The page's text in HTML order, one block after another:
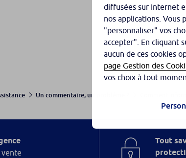
Un commentaire, un problème ?
vente
Tout
diffusées sur Internet
nos applications. Vous
"personnaliser" vos
accepter". En cliquant
aucun de ces cookies
page Gestion des
vos choix à tout